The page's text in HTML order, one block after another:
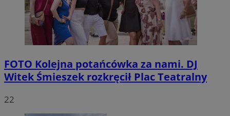
FOTO Kolejna potańcówka za nami. DJ
Witek Śmieszek rozkręcił Plac Teatralny
22